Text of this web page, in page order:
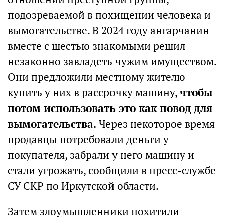
подозреваемой в похищении человека и
вымогательстве. В 2024 году ангарчанин
вместе с шестью знакомыми решил
незаконно завладеть чужим имуществом.
Они предложили местному жителю
купить у них в рассрочку машину,чтобы
потом использовать это как повод для
вымогательства. Через некоторое время
продавцы потребовали деньги у
покупателя, забрали у него машину и
стали угрожать, сообщили в пресс-службе
СУ СКР по Иркутской области.
Затем злоумышленники похитили